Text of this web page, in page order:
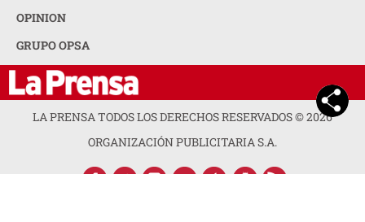
OPINION
GRUPO OPSA
LA PRENSA TODOS LOS DERECHOS RESERVADOS ©2026
ORGANIZACIÓN PUBLICITARIA S.A.